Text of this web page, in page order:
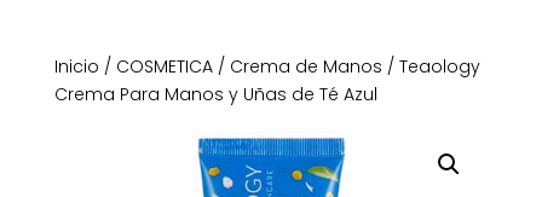
Inicio / COSMETICA/ Crema de Manos / Teaology
Crema Para Manos y Uñas de Té Azul